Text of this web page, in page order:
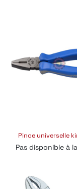
Pince universelle
Pas disponible à